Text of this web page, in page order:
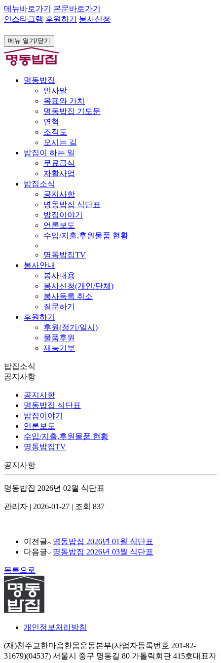
메뉴바로가기
본문바로가기
인스타그램 후원하기 봉사신청
메뉴 열기/닫기
명동밥집
인사말
목표와 가치
명동밥집 기도문
연혁
조직도
오시는 길
밥집이 하는 일
무료급식
자활사업
밥집소식
공지사항
명동밥집 식단표
밥집이야기
언론보도
수입/지출,후원물품 현황
명동밥집TV
봉사안내
봉사내용
봉사신청(개인/단체)
봉사등록 취소
질문하기
후원하기
후원(정기/일시)
물품후원
재능기부
밥집소식
공지사항
공지사항
명동밥집 식단표
밥집이야기
언론보도
수입/지출,후원물품 현황
명동밥집TV
공지사항
명동밥집 2026년 02월 식단표
관리자 | 2026-01-27 | 조회 837
이전글
명동밥집 2026년 01월 식단표
다음글
명동밥집 2026년 03월 식단표
목록으로
개인정보처리방침
(재)천주교한마음한몸운동본부(사업자등록번호 201-82-
31679)(04537) 서울시 중구 명동길 80 가톨릭회관 415호대표자